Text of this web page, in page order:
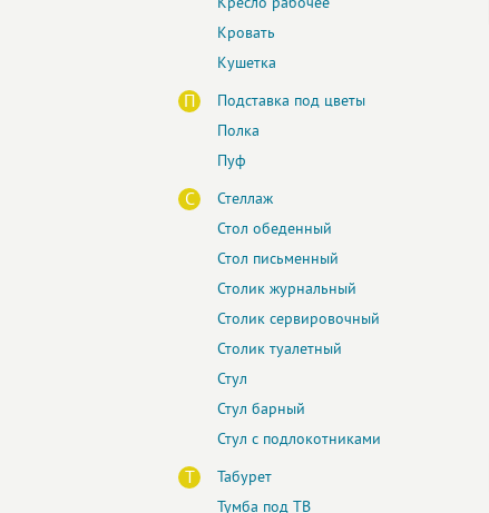
Кресло рабочее
Кровать
Кушетка
П
Подставка под цветы
Полка
Пуф
С
Стеллаж
Стол обеденный
Стол письменный
Столик журнальный
Столик сервировочный
Столик туалетный
Стул
Стул барный
Стул с подлокотниками
Т
Табурет
Тумба под ТВ